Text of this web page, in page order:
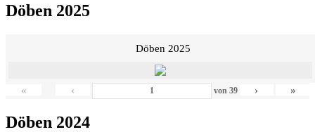
Döben 2025
Döben 2025
« ‹ von 39 › »
Döben 2024